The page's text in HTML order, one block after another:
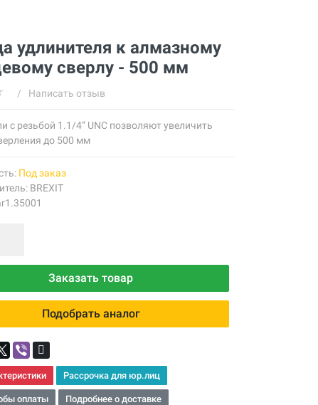
удлинителя к алмазному
сверлу - 500 мм
/ Написать отзыв
с резьбой 1.1/4” UNC позволяют увеличить
до 500 мм
Под заказ
BREXIT
Заказать товар
Подобрать аналог
Рассрочка для юр.лиц
оплаты Подробнее о доставке